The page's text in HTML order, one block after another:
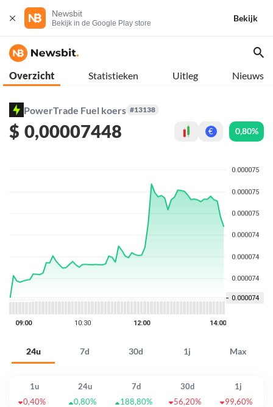
Newsbit
Bekijk in de Google Play store
Bekijk
Overzicht Statistieken Uitleg Nieuws
PowerTrade Fuel koers #13138
$ 0,00007448 € 0,80%
24u 7d 30d 1j Max
1u 24u 7d 30d
1j
0,40%
0,80% 188,80% 56,20% 99,60%